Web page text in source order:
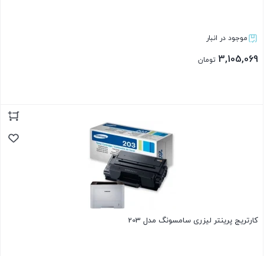
موجود در انبار
3,105,069 تومان
کارتریج پرینتر لیزری سامسونگ مدل 203